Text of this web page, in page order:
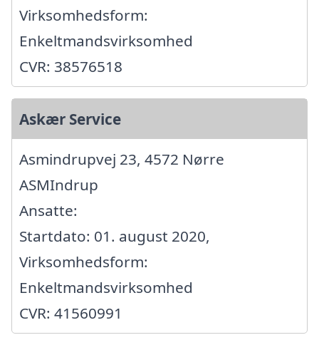
Virksomhedsform:
Enkeltmandsvirksomhed
CVR: 38576518
Askær Service
Asmindrupvej 23, 4572 Nørre
ASMIndrup
Ansatte:
Startdato: 01. august 2020,
Virksomhedsform:
Enkeltmandsvirksomhed
CVR: 41560991